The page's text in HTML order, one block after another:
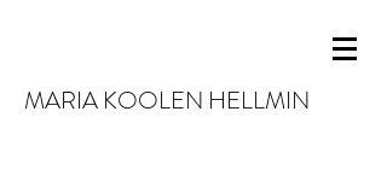
MARIA KOOLEN HELLMIN